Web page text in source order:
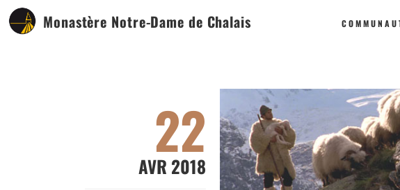
Monastère Notre-Dame de Chalais
22
AVR 2018